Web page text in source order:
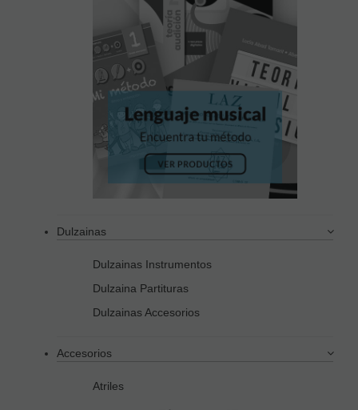
Dulzainas
Dulzainas Instrumentos
Dulzaina Partituras
Dulzainas Accesorios
Accesorios
Atriles